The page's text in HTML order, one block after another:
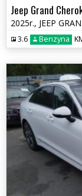
Jeep Grand
3.6 Benzyna